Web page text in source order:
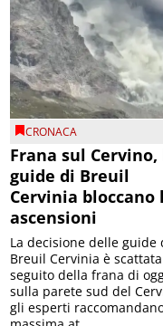
CRONACA
Frana sul Cervino,
guide di Breuil
Cervinia bloccano
ascensioni
La decisione delle guide
Breuil Cervinia è
seguito della frana di
sulla parete sud del
gli esperti